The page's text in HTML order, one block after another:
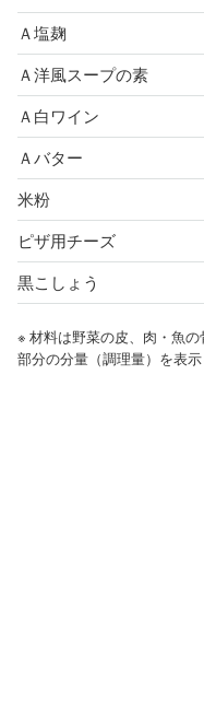
Ａ塩麹
Ａ洋風スープの素
Ａ白ワイン
Ａバター
米粉
ピザ用チーズ
黒こしょう
※ 材料は野菜の皮、肉・魚
部分の分量（調理量）を表示